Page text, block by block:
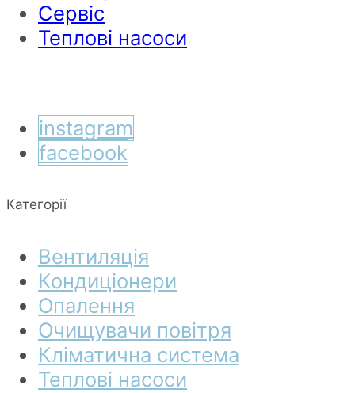
Сервіс
Теплові насоси
instagram
facebook
Категорії
Вентиляція
Кондиціонери
Опалення
Очищувачи повітря
Кліматична система
Теплові насоси